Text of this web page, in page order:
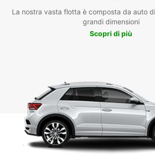
La nostra vasta flotta è composta da auto
grandi dimensioni
Scopri di più